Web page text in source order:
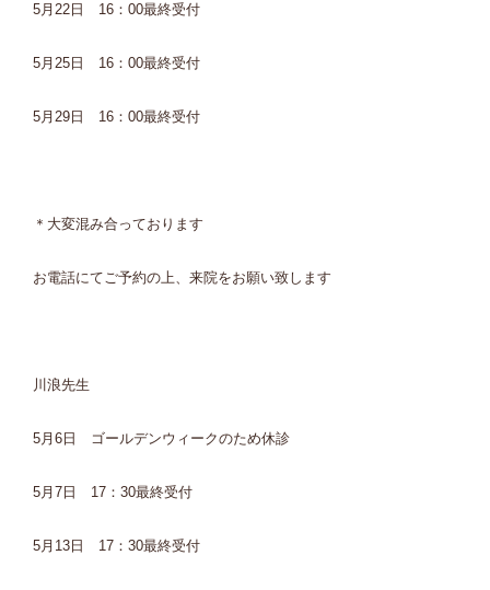
5月22日 16：00最終受付
5月25日 16：00最終受付
5月29日 16：00最終受付
＊大変混み合っております
お電話にてご予約の上、来院をお願い致します
川浪先生
5月6日 ゴールデンウィークのため休診
5月7日 17：30最終受付
5月13日 17：30最終受付